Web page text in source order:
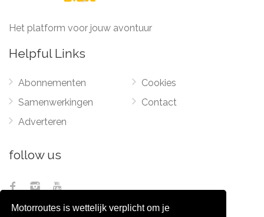
Motorroutes is wettelijk verplicht om je
Het platform voor jouw avontuur
Helpful Links
Abonnementen
Samenwerkingen
Adverteren
Cookies
Contact
follow us